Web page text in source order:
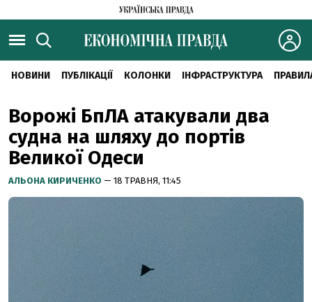
НОВИНИ ПУБЛІКАЦІЇ КОЛОНКИ ІНФРАСТРУКТУРА
Ворожі БпЛА атакували два
судна на шляху до портів
Великої Одеси
АЛЬОНА КИРИЧЕНКО — 18 ТРАВНЯ, 11:45